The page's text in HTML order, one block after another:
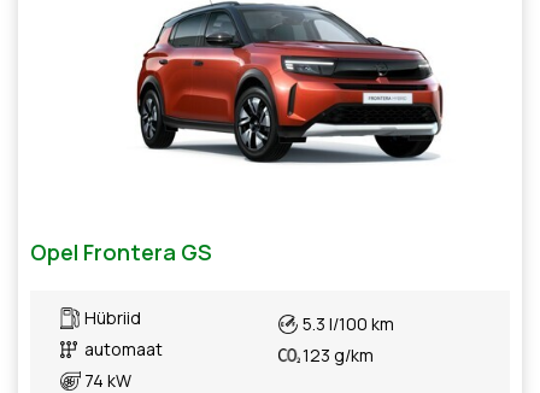
Opel Frontera GS
Hübriid
automaat
74 kW
5.3 l/100 km
123 g/km